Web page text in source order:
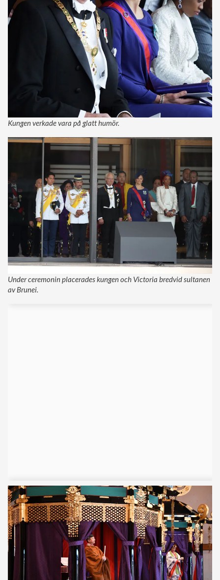
Kungen verkade vara på glatt humör.
Under ceremonin placerades kungen och Victoria bredvid sultanen
av Brunei.